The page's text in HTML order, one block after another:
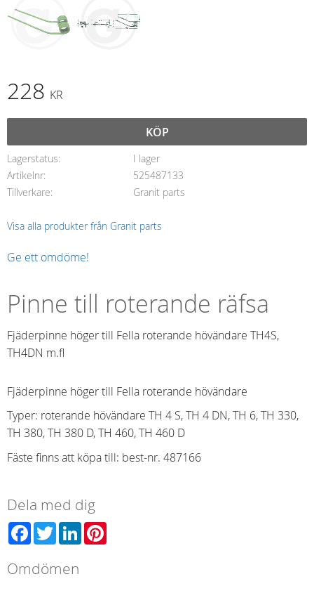
228 KR
KÖP
Lagerstatus
I lager
Artikelnr
525487133
Tillverkare
Granit parts
Visa alla produkter från Granit parts
Ge ett omdöme!
Pinne till roterande räfsa
Fjäderpinne höger till Fella roterande hövändare TH4S,
TH4DN m.fl
Fjäderpinne höger till Fella roterande hövändare
Typer: roterande hövändare TH 4 S, TH 4 DN, TH 6, TH 330,
TH 380, TH 380 D, TH 460, TH 460 D
Fäste finns att köpa till: best-nr. 487166
Dela med dig
Facebook
TwitterLinkedIn
Omdömen